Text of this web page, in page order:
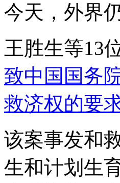
今天，外界
王胜生等13
致中国国务
救济权的要
该案事发和
生和计划生